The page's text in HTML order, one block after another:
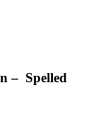
– Spelled